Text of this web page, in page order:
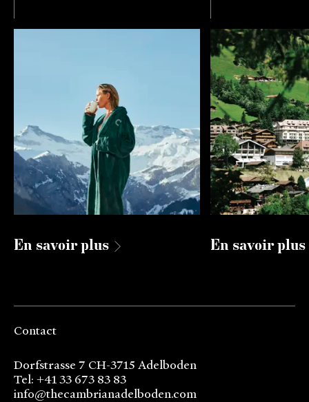
En savoir plus En savoir plus
Contact
Dorfstrasse 7 CH-3715 Adelboden
Tel: +41 33 673 83 83
info@thecambrianadelboden.com